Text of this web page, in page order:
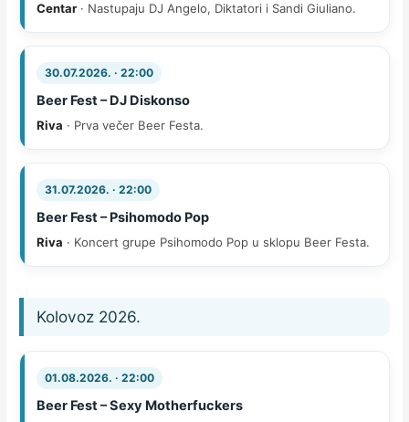
Centar· Nastupaju DJ Angelo, Diktatori i Sandi Giuliano.
30.07.2026. · 22:00
Beer Fest – DJ Diskonso
Riva · Prva večer Beer Festa.
31.07.2026. · 22:00
Beer Fest – Psihomodo Pop
Riva · Koncert grupe Psihomodo Pop u sklopu Beer Festa.
Kolovoz 2026.
01.08.2026. · 22:00
Beer Fest – Sexy Motherfuckers